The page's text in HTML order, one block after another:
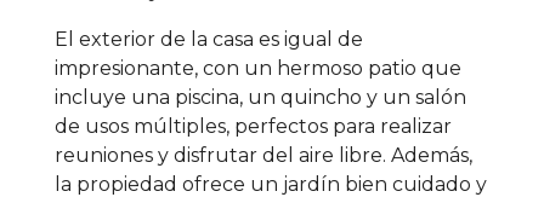
El exterior de la casa es igual de
impresionante, con un hermoso patio que
incluye una piscina, un quincho y un salón
de usos múltiples, perfectos para realizar
reuniones y disfrutar del aire libre. Además,
la propiedad ofrece un jardín bien cuidado y